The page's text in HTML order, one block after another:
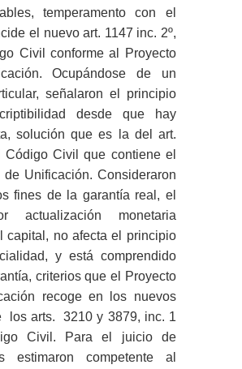
temperamento con el
el nuevo art. 1147 inc. 2º,
Civil conforme al Proyecto
Ocupándose de un
señalaron el principio
desde que hay
solución que es la del art.
Código Civil que contiene el
de Unificación. Consideraron
fines de la garantía real, el
actualización monetaria
capital, no afecta el principio
y está comprendido
criterios que el Proyecto
recoge en los nuevos
los arts. 3210 y 3879, inc. 1
Civil. Para el juicio de
estimaron competente al